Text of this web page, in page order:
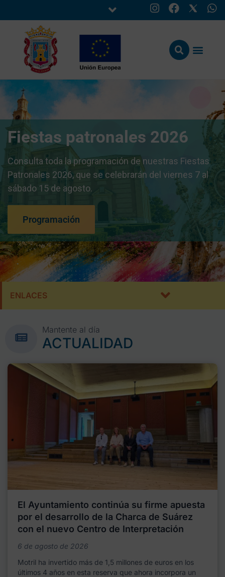
Fiestas patronales 2026
Consulta toda la programación de nuestras Fiestas
Patronales 2026, que se celebrarán del viernes 7 al
sábado 15 de agosto.
Programación
ENLACES
Mantente al día
ACTUALIDAD
El Ayuntamiento continúa su firme apuesta
por el desarrollo de la Charca de Suárez
con el nuevo Centro de Interpretación
6 de agosto de 2026
Motril ha invertido más de 1,5 millones de euros en los
últimos 4 años en esta reserva que ahora incorpora un